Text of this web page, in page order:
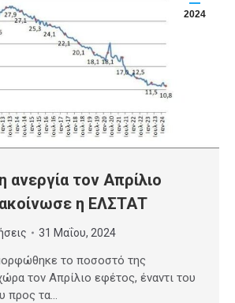
2024
ανεργία τον Απρίλιο
η ΕΛΣΤΑΤ
31 Μαΐου, 2024
το ποσοστό της
τον Απρίλιο εφέτος, έναντι του
προς τα…